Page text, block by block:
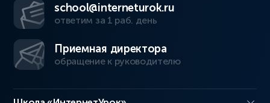
school@interneturok.ru
ответим за 1 раб. день
Приемная директора
обращение к руководителю